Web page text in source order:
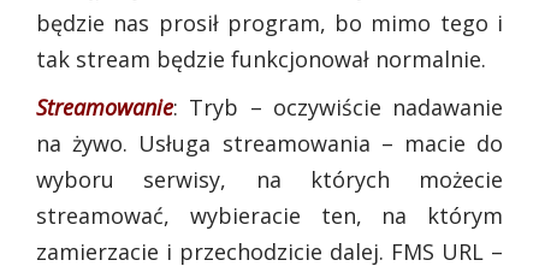
będzie nas prosił program, bo mimo tego i
tak stream będzie funkcjonował normalnie.
Streamowanie: Tryb – oczywiście nadawanie
na żywo. Usługa streamowania – macie do
wyboru serwisy, na których możecie
streamować, wybieracie ten, na którym
zamierzacie i przechodzicie dalej. FMS URL –